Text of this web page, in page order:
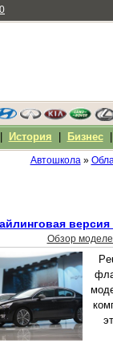
Автошкола»
Обзор
История Бизнес